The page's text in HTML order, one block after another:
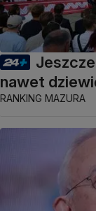
nawet
RANKING MAZURA